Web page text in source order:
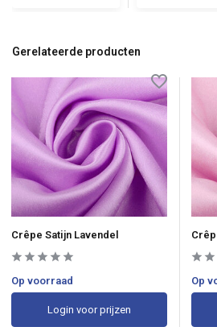
Gerelateerde producten
Crêpe Satijn Lavendel
Op voorraad
Login voor prijzen
Op